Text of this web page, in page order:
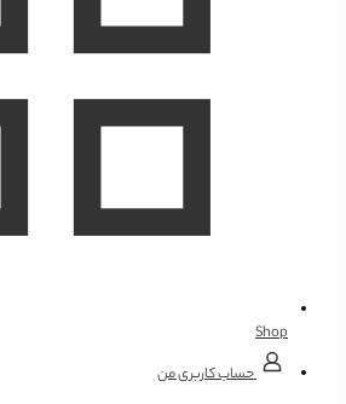
Shop
حساب کاربری من